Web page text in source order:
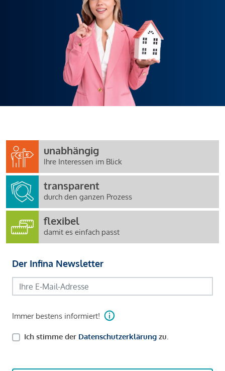
unabhängig
Ihre Interessen im Blick
transparent
durch den ganzen Prozess
flexibel
damit es einfach passt
Der Infina Newsletter
Immer bestens informiert!
Ich stimme der Datenschutzerklärung zu.